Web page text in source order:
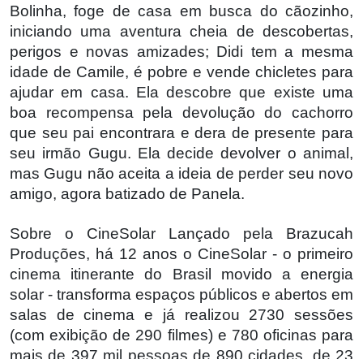
Bolinha, foge de casa em busca do cãozinho,
iniciando uma aventura cheia de descobertas,
perigos e novas amizades; Didi tem a mesma
idade de Camile, é pobre e vende chicletes para
ajudar em casa. Ela descobre que existe uma
boa recompensa pela devolução do cachorro
que seu pai encontrara e dera de presente para
seu irmão Gugu. Ela decide devolver o animal,
mas Gugu não aceita a ideia de perder seu novo
amigo, agora batizado de Panela.
Sobre o CineSolar Lançado pela Brazucah
Produções, há 12 anos o CineSolar - o primeiro
cinema itinerante do Brasil movido a energia
solar - transforma espaços públicos e abertos em
salas de cinema e já realizou 2730 sessões
(com exibição de 290 filmes) e 780 oficinas para
mais de 397 mil pessoas de 890 cidades, de 23